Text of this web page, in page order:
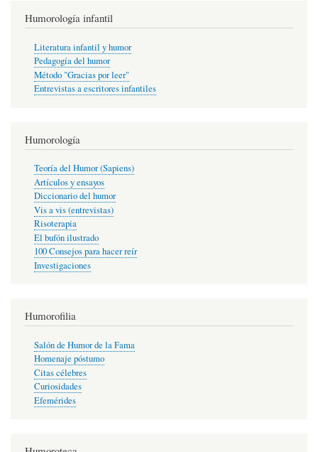
Humorología infantil
Literatura infantil y humor
Pedagogía del humor
Método "Gracias por leer"
Entrevistas a escritores infantiles
Humorología
Teoría del Humor (Sapiens)
Artículos y ensayos
Diccionario del humor
Vis a vis (entrevistas)
Risoterapia
El bufón ilustrado
100 Consejos para hacer reír
Investigaciones
Humorofilia
Salón de Humor de la Fama
Homenaje póstumo
Citas célebres
Curiosidades
Efemérides